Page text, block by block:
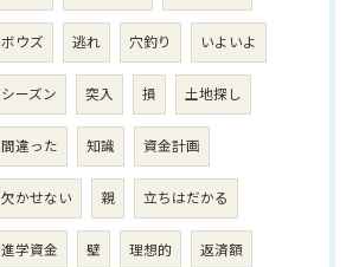
ボウズ 逃れ 穴釣り いよいよ
シーズン 突入 損 土地探し
間違った 知識 資金計画
欠かせない 親 立ちはだかる
進学資金 壁 理想的 返済額